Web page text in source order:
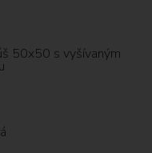
50x50 s vyšívaným